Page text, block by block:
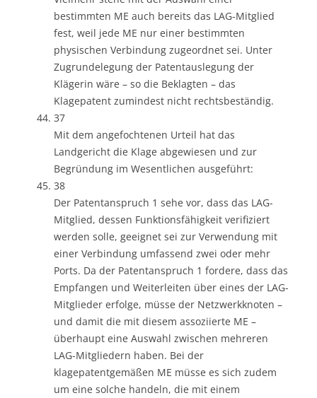
bestimmten ME auch bereits das LAG-Mitglied
fest, weil jede ME nur einer bestimmten
physischen Verbindung zugeordnet sei. Unter
Zugrundelegung der Patentauslegung der
Klägerin wäre – so die Beklagten – das
Klagepatent zumindest nicht rechtsbeständig.
37
Mit dem angefochtenen Urteil hat das
Landgericht die Klage abgewiesen und zur
Begründung im Wesentlichen ausgeführt:
38
Der Patentanspruch 1 sehe vor, dass das LAG-
Mitglied, dessen Funktionsfähigkeit verifiziert
werden solle, geeignet sei zur Verwendung mit
einer Verbindung umfassend zwei oder mehr
Ports. Da der Patentanspruch 1 fordere, dass das
Empfangen und Weiterleiten über eines der LAG-
Mitglieder erfolge, müsse der Netzwerkknoten –
und damit die mit diesem assoziierte ME –
überhaupt eine Auswahl zwischen mehreren
LAG-Mitgliedern haben. Bei der
klagepatentgemäßen ME müsse es sich zudem
um eine solche handeln, die mit einem